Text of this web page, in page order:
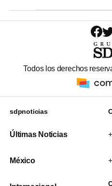
Todos los derechos
sdpnoticias
Últimas Noticias
México